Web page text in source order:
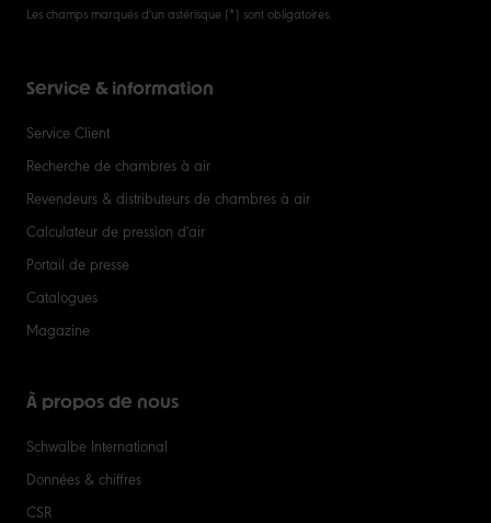
Les champs marqués d'un astérisque (*) sont obligatoires.
Service & information
Service Client
Recherche de chambres à air
Revendeurs & distributeurs de chambres à air
Calculateur de pression d'air
Portail de presse
Catalogues
Magazine
À propos de nous
Schwalbe International
Données & chiffres
CSR